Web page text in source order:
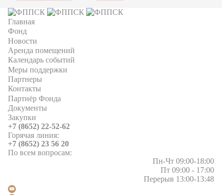
Главная
Фонд
Новости
Аренда помещений
Календарь событий
Меры поддержки
Партнеры
Контакты
Партнёр Фонда
Документы
Закупки
+7 (8652) 22-52-62
Горячая линия:
+7 (8652) 23 56 20
По всем вопросам:
Пн-Чт 09:00-18:00
Пт 09:00 - 17:00
Перерыв 13:00-13:48